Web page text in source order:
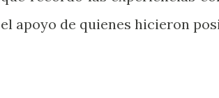
el apoyo de quienes hicieron